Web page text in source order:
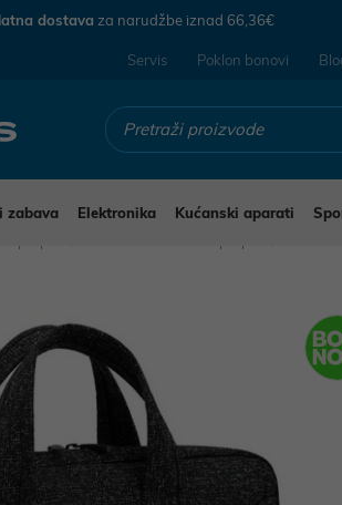
dostava za narudžbe iznad 66,36€
Servis Poklon bonovi
zabava Elektronika Kućanski aparati